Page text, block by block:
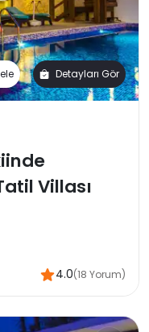
Detayları Gör
Villası
4.0(18 Yorum)